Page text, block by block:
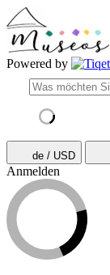
Powered by
de / USD
Anmelden